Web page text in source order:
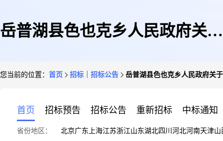
岳普湖县色也克乡人民政府关于
您当前的位置： 首页 招标｜招标公告 岳普湖县色也克乡人民政府关
首页 招标预告 招标公告 重新招标 中标通知
省份地区： 北京广东 上海江苏浙江山东湖北四川 河北河南天津山